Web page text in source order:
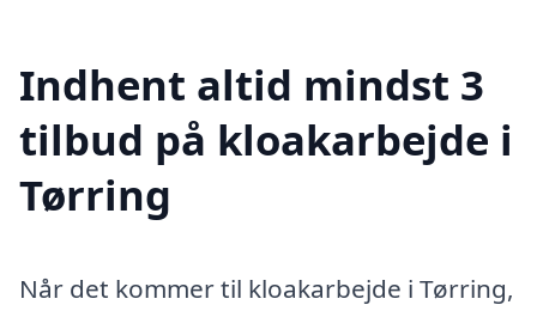
Indhent altid mindst 3
tilbud på kloakarbejde i
Tørring
Når det kommer til kloakarbejde i Tørring,